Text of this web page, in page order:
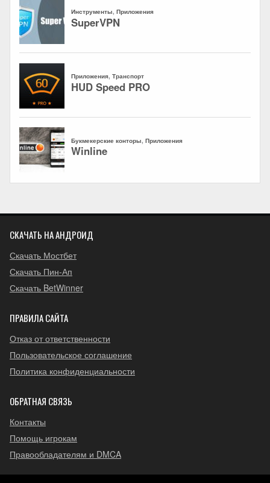
СКАЧАТЬ НА АНДРОИД
Скачать Мостбет
Скачать Пин-Ап
Скачать BetWinner
ПРАВИЛА САЙТА
Отказ от ответственности
Пользовательское соглашение
Политика конфиденциальности
ОБРАТНАЯ СВЯЗЬ
Контакты
Помощь игрокам
Правообладателям и DMCA